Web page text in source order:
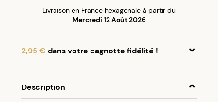
Livraison en France hexagonale à partir du
Mercredi 12 Août 2026
2,95 € dans votre cagnotte fidélité !
Description